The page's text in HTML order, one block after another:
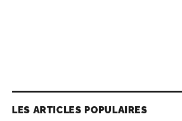
LES ARTICLES POPULAIRES